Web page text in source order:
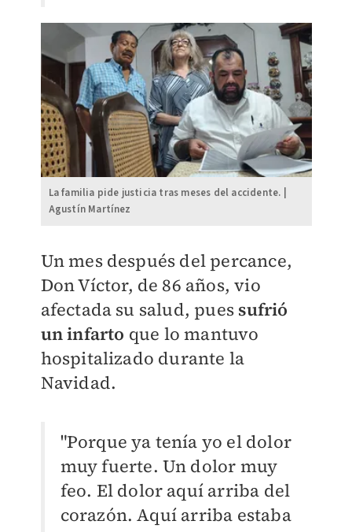
La familia pide justicia tras meses del accidente. |
Agustín Martínez
Un mes después del percance,
Don Víctor, de 86 años, vio
afectada su salud, pues sufrió
un infarto que lo mantuvo
hospitalizado durante la
Navidad.
"Porque ya tenía yo el dolor
muy fuerte. Un dolor muy
feo. El dolor aquí arriba del
corazón. Aquí arriba estaba